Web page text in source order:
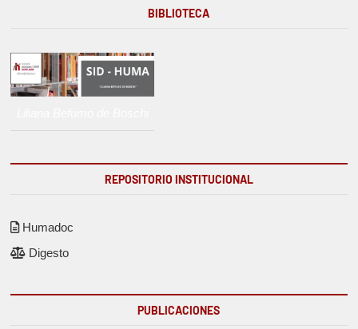
BIBLIOTECA
REPOSITORIO INSTITUCIONAL
Humadoc
Digesto
PUBLICACIONES